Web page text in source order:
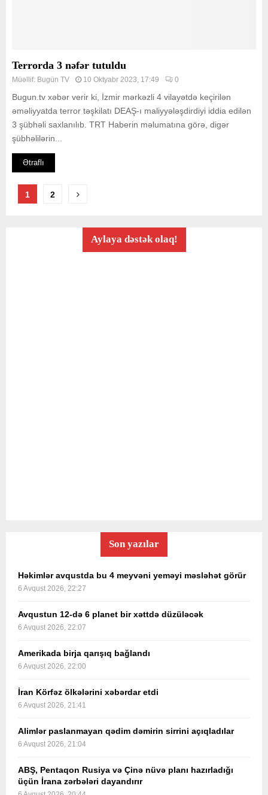
Terrorda 3 nəfər tutuldu
Müəllif: Bugün TV 10 Oktyabr 2023, 17:49 0
Bugun.tv xəbər verir ki, İzmir mərkəzli 4 vilayətdə keçirilən
əməliyyatda terror təşkilatı DEAŞ-ı maliyyələşdirdiyi iddia edilən
3 şübhəli saxlanılıb. TRT Haberin məlumatına görə, digər
şübhəlilərin...
Ətraflı
Posts
1 2
Aylaya dəstək olaq!
Son yazılar
Həkimlər avqustda bu 4 meyvəni yeməyi məsləhət görür
6 Avqust 2026, 22:27
Avqustun 12-də 6 planet bir xəttdə düzüləcək
6 Avqust 2026, 22:07
Amerikada birja qarışıq bağlandı
6 Avqust 2026, 22:00
İran Körfəz ölkələrini xəbərdar etdi
6 Avqust 2026, 21:41
Alimlər paslanmayan qədim dəmirin sirrini açıqladılar
6 Avqust 2026, 21:04
ABŞ, Pentaqon Rusiya və Çinə nüvə planı hazırladığı
üçün İrana zərbələri dayandırır